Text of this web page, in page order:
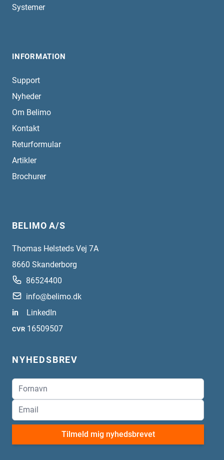
Systemer
INFORMATION
Support
Nyheder
Om Belimo
Kontakt
Returformular
Artikler
Brochurer
BELIMO A/S
Thomas Helsteds Vej 7A
8660 Skanderborg
86524400
info@belimo.dk
in
LinkedIn
CVR 16509507
NYHEDSBREV
Tilmeld mig nyhedsbrevet